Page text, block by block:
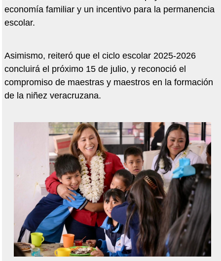
economía familiar y un incentivo para la permanencia
escolar.
Asimismo, reiteró que el ciclo escolar 2025-2026
concluirá el próximo 15 de julio, y reconoció el
compromiso de maestras y maestros en la formación
de la niñez veracruzana.